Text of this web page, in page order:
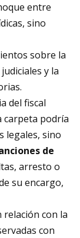
entre
sino
sobre la
y la
del fiscal
carpeta podría
legales, sino
de
arresto o
su encargo,
relación con la
con